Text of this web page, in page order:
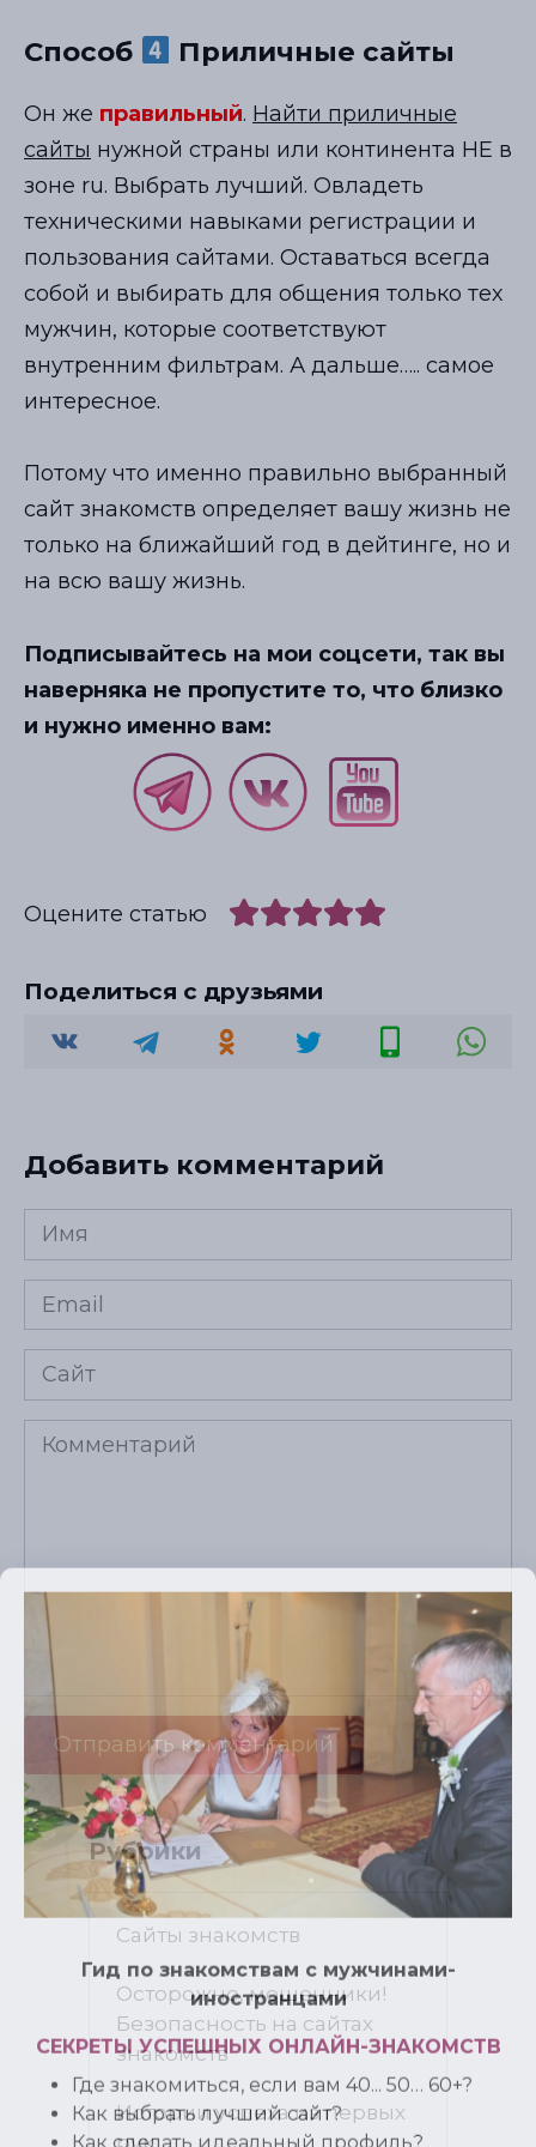
Способ Приличные сайты
Он же правильный. Найти приличные
сайты нужной страны или континента НЕ в
зоне ru. Выбрать лучший. Овладеть
техническими навыками регистрации и
пользования сайтами. Оставаться всегда
собой и выбирать для общения только тех
мужчин, которые соответствуют
внутренним фильтрам. А дальше….. самое
интересное.
Потому что именно правильно выбранный
сайт знакомств определяет вашу жизнь не
только на ближайший год в дейтинге, но и
на всю вашу жизнь.
Подписывайтесь на мои соцсети, так вы
наверняка не пропустите то, что близко
и нужно именно вам:
Оцените статью
Поделиться с друзьями
Добавить комментарий
Рубрики
Сайты знакомств
Осторожно, мошенники!
Безопасность на сайтах
знакомств
Истории успеха из первых
рук